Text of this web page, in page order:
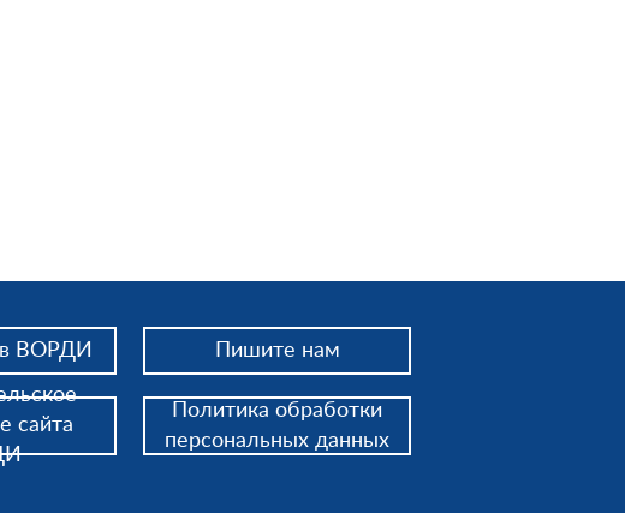
в ВОРДИ
сайта
Политика обработки
персональных данных
Пишите нам